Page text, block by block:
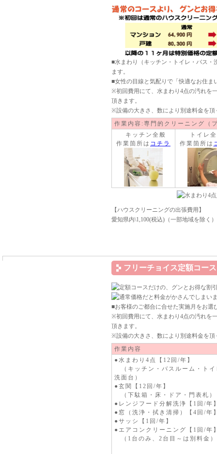
■水まわり（キッチン・トイレ・バス・
ます。
■女性の目線と気配りで「快適なお住ま
※初回費用にて、水まわり4点の汚れを
頂きます。
※設備の大きさ、数により別途料金を頂
作業内容:専門的クリーニング（
キッチン全般
作業箇所は コチラ
トイレ
作業箇所は
【ハウスクリーニングの出張費用】
愛知県内\1,100(税込)（一部地域を除く
フリーチョイス定額コー
■お客様のご都合に合せた実施月をお選
※初回費用にて、水まわり4点の汚れを
頂きます。
※設備の大きさ、数により別途料金を頂
作業内容
●水まわり4点【12回/年】
（キッチン・バスルーム・トイ
洗面台）
●玄関【12回/年】
（下駄箱・床・ドア・門表札）
●レンジフード分解洗浄【1回/年
●窓（洗浄・拭き清掃）【4回/年
●サッシ【1回/年】
●エアコンクリーニング【1回/年
（1台のみ、2台目～は別料金）